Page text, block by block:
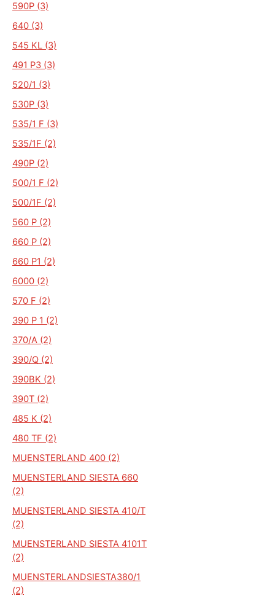
590P (3)
640 (3)
545 KL (3)
491 P3 (3)
520/1 (3)
530P (3)
535/1 F (3)
535/1F (2)
490P (2)
500/1 F (2)
500/1F (2)
560 P (2)
660 P (2)
660 P1 (2)
6000 (2)
570 F (2)
390 P 1 (2)
370/A (2)
390/Q (2)
390BK (2)
390T (2)
485 K (2)
480 TF (2)
MUENSTERLAND 400 (2)
MUENSTERLAND SIESTA 660
(2)
MUENSTERLAND SIESTA 410/T
(2)
MUENSTERLAND SIESTA 4101T
(2)
MUENSTERLANDSIESTA380/1
(2)